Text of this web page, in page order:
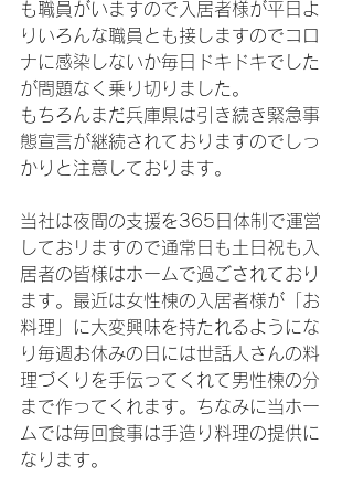
も職員がいますので入居者様が平日よ
りいろんな職員とも接しますのでコロ
ナに感染しないか毎日ドキドキでした
が問題なく乗り切りました。
もちろんまだ兵庫県は引き続き緊急事
態宣言が継続されておりますのでしっ
かりと注意しております。
当社は夜間の支援を365日体制で運営
しておリますので通常日も土日祝も入
居者の皆様はホームで過ごされており
ます。最近は女性棟の入居者様が「お
料理」に大変興味を持たれるようにな
り毎週お休みの日には世話人さんの料
理づくりを手伝ってくれて男性棟の分
まで作ってくれます。ちなみに当ホー
ムでは毎回食事は手造り料理の提供に
なります。